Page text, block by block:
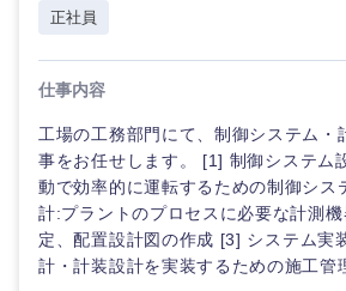
正社員
仕事内容
工場の工務部門にて、制御システム・
事をお任せします。 [1] 制御システム
動で効率的に運転するための制御シス
計:プラントのプロセスに必要な計測
定、配置設計図の作成 [3] システム実
計・計装設計を実装するための施工管